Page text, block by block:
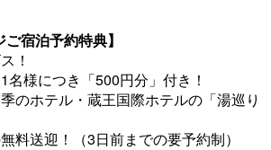
ご宿泊予約特典】
！
名様につき「500円分」付き！
のホテル・蔵王国際ホテルの「湯巡り
料送迎！（3日前までの要予約制）